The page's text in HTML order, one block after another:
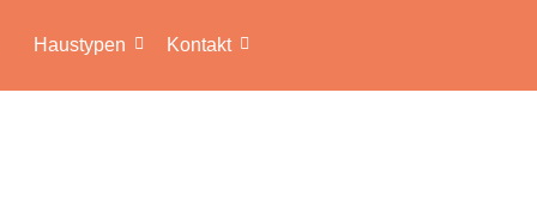
Haustypen Kontakt